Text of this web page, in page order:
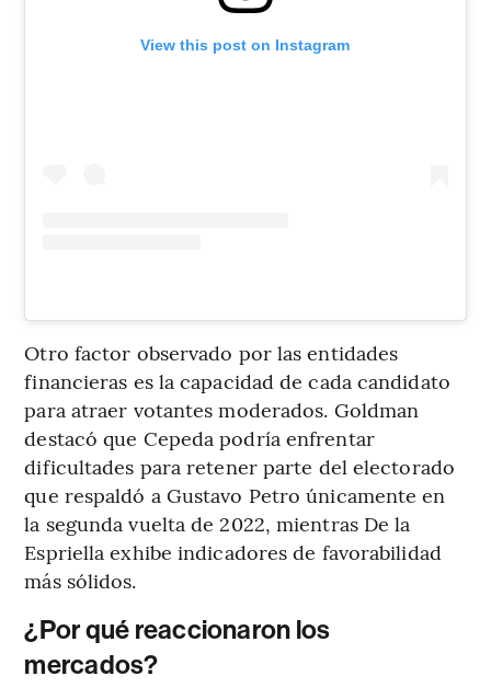
View this post on Instagram
Otro factor observado por las entidades
financieras es la capacidad de cada candidato
para atraer votantes moderados. Goldman
destacó que Cepeda podría enfrentar
dificultades para retener parte del electorado
que respaldó a Gustavo Petro únicamente en
la segunda vuelta de 2022, mientras De la
Espriella exhibe indicadores de favorabilidad
más sólidos.
¿Por qué reaccionaron los
mercados?